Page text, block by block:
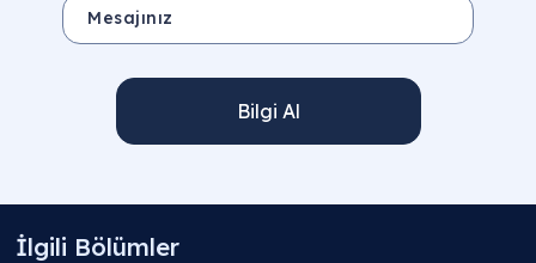
Bilgi Al